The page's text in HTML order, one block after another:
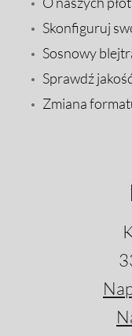
Skonfiguruj
Sosnowy
Sprawdź
Zmiana